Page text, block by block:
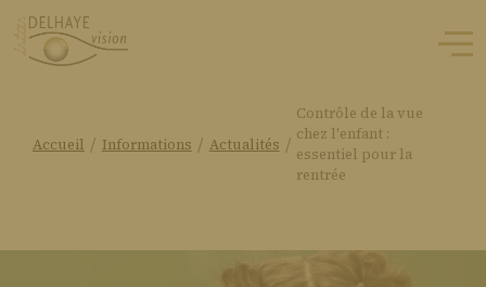
Accueil / Informations / Actualités /
Contrôle de la vue
chez l'enfant :
essentiel pour la
rentrée